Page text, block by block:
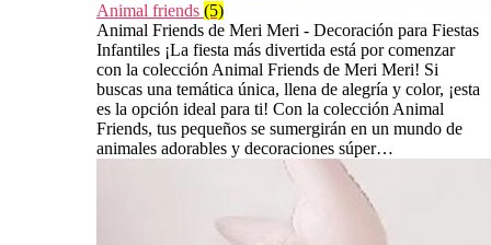
Animal friends (5)
Animal Friends de Meri Meri - Decoración para Fiestas
Infantiles ¡La fiesta más divertida está por comenzar
con la colección Animal Friends de Meri Meri! Si
buscas una temática única, llena de alegría y color, ¡esta
es la opción ideal para ti! Con la colección Animal
Friends, tus pequeños se sumergirán en un mundo de
animales adorables y decoraciones súper…